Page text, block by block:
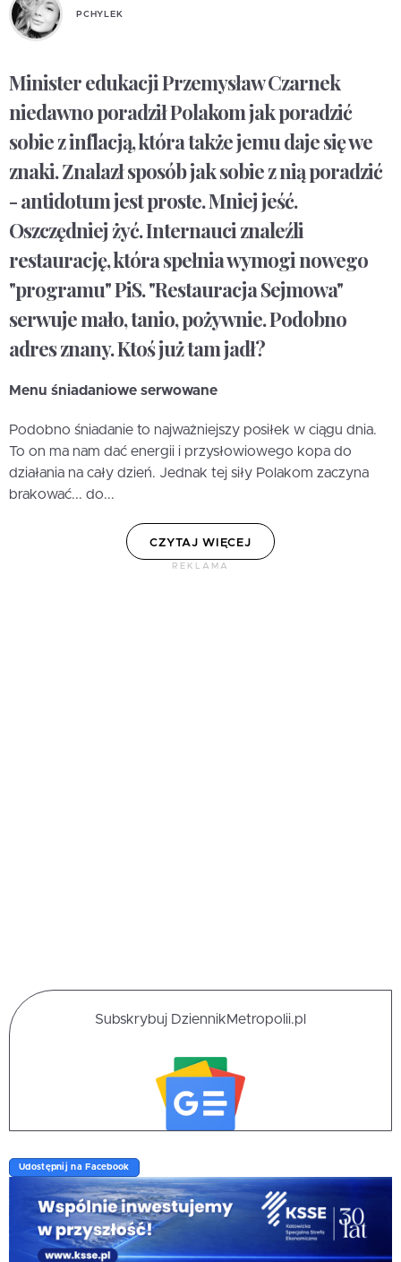
PCHYLEK
Minister edukacji Przemysław Czarnek
niedawno poradził Polakom jak poradzić
sobie z inflacją, która także jemu daje się we
znaki. Znalazł sposób jak sobie z nią poradzić
- antidotum jest proste. Mniej jeść.
Oszczędniej żyć. Internauci znaleźli
restaurację, która spełnia wymogi nowego
"programu" PiS. "Restauracja Sejmowa"
serwuje mało, tanio, pożywnie. Podobno
adres znany. Ktoś już tam jadł?
Menu śniadaniowe serwowane
Podobno śniadanie to najważniejszy posiłek w ciągu dnia.
To on ma nam dać energii i przysłowiowego kopa do
działania na cały dzień. Jednak tej siły Polakom zaczyna
brakować... do...
CZYTAJ WIĘCEJ
REKLAMA
Subskrybuj DziennikMetropolii.pl
Udostępnij na Facebook